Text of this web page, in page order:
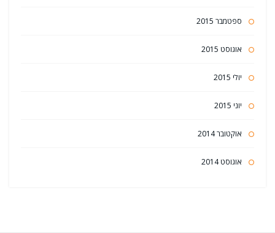
ספטמבר 2015
אוגוסט 2015
יולי 2015
יוני 2015
אוקטובר 2014
אוגוסט 2014